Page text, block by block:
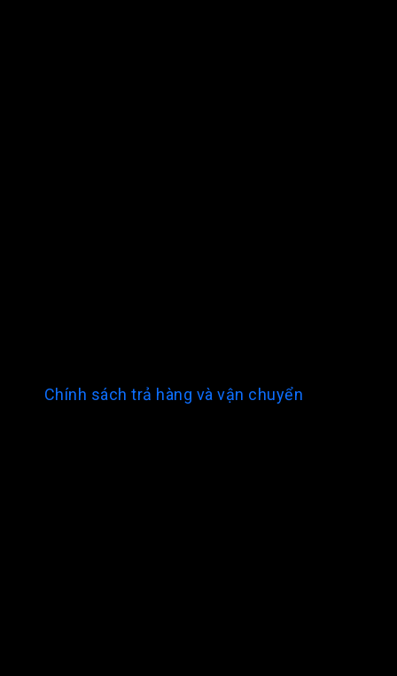
Chính sách trả hàng và vận chuyển